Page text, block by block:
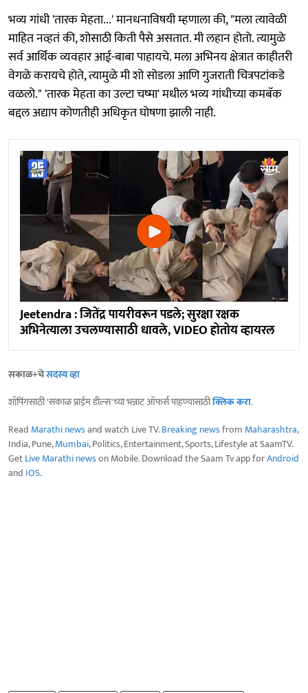
भव्य गांधी 'तारक मेहता...' मानधनाविषयी म्हणाला की, "मला त्यावेळी
माहित नव्हतं की, शोसाठी किती पैसे असतात. मी लहान होतो. त्यामुळे
सर्व आर्थिक व्यवहार आई-बाबा पाहायचे. मला अभिनय क्षेत्रात काहीतरी
वेगळे करायचे होते, त्यामुळे मी शो सोडला आणि गुजराती चित्रपटांकडे
वळलो." 'तारक मेहता का उल्टा चष्मा' मधील भव्य गांधीच्या कमबॅक
बद्दल अद्याप कोणतीही अधिकृत घोषणा झाली नाही.
Jeetendra : जितेंद्र पायरीवरून पडले; सुरक्षा रक्षक
अभिनेत्याला उचलण्यासाठी धावले, VIDEO होतोय व्हायरल
सकाळ+चेसदस्य व्हा
शॉपिंगसाठी 'सकाळ प्राईम डील्स'च्या भन्नाट ऑफर्स पाहण्यासाठीक्लिक करा.
Read Marathi newsand watch Live TV.Breaking newsfrom Maharashtra,
India, Pune,Mumbai, Politics, Entertainment, Sports, Lifestyle at SaamTV.
GetLive Marathi newson Mobile. Download the Saam Tv app forAndroid
and IOS.